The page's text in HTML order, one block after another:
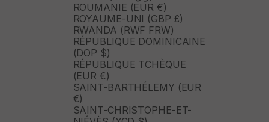
ROUMANIE (EUR €)
ROYAUME-UNI (GBP £)
RWANDA (RWF FRW)
RÉPUBLIQUE DOMINICAINE
(DOP $)
RÉPUBLIQUE TCHÈQUE
(EUR €)
SAINT-BARTHÉLEMY (EUR
€)
SAINT-CHRISTOPHE-ET-